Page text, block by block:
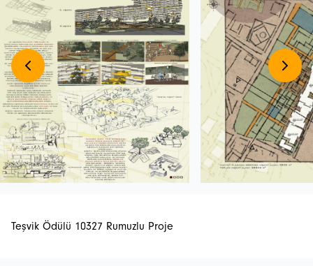
İstanbulSMD
Etkinlikler
Teşvik Ödülü 10327 Rumuzlu Proje